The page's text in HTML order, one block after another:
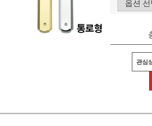
관심